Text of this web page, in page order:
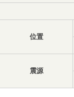
位置
震源